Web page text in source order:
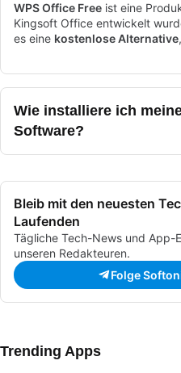
WPS Office Free ist eine
Kingsoft Office entwickelt
es eine kostenlose Alternative
Bürobedürfnisse zu lösen. Es
gibt einen Benutzerkonto-
verwenden.
das gesamte Aussehen und
hinaus funktioniert esgut mit
derselben Kategorie, wie
Wie installiere ich
Software?
Bleib mit den neuesten
Laufenden
Tägliche Tech-News und App-
unseren Redakteuren.
Folge
Trending Apps